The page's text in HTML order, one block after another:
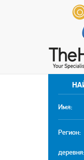
Имя:
Регион:
деревня: